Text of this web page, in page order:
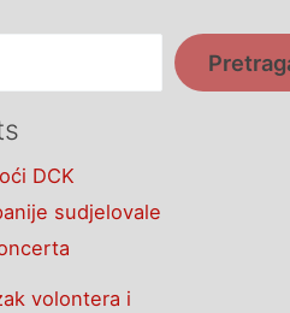
DCK
sudjelovale
volontera i